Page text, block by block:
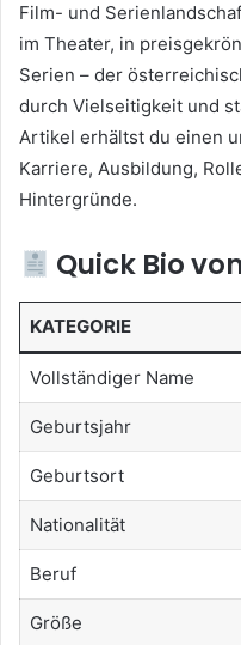
Film- und
im Theater, in
Serien – der
durch Vielseitigkeit und
Artikel erhältst du einen
Karriere, Ausbildung,
Hintergründe.
Quick Bio
KATEGORIE
Vollständiger Name
Geburtsjahr
Geburtsort
Nationalität
Beruf
Größe